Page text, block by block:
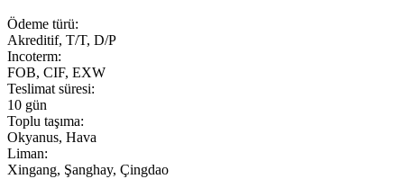
Ödeme türü:
Akreditif, T/T, D/P
Incoterm:
FOB, CIF, EXW
Teslimat süresi:
10 gün
Toplu taşıma:
Okyanus, Hava
Liman:
Xingang, Şanghay, Çingdao